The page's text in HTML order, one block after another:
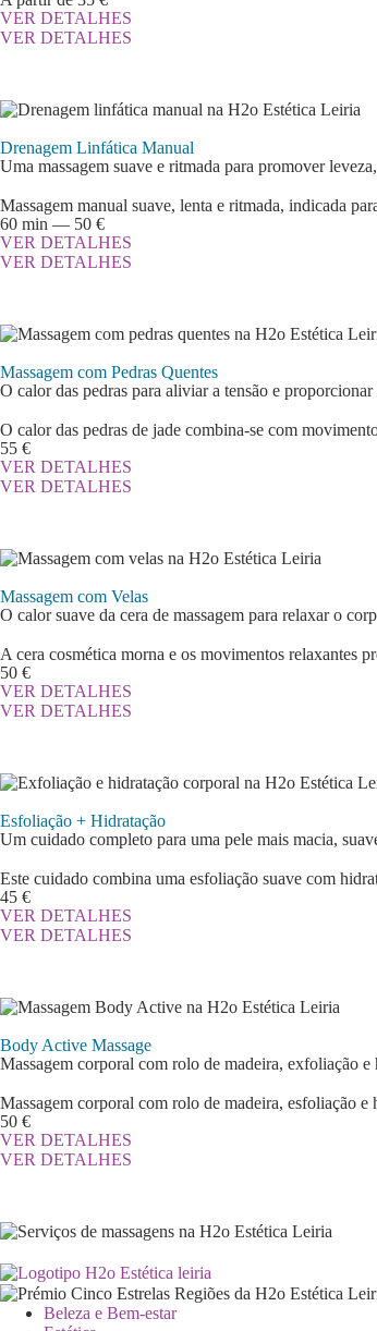
VER DETALHES
VER DETALHES
Drenagem Linfática Manual
Uma massagem suave e ritmada para promover
Massagem manual suave, lenta e ritmada, indicada
60 min — 50 €
VER DETALHES
VER DETALHES
Massagem com Pedras Quentes
O calor das pedras para aliviar a tensão e
O calor das pedras de jade combina-se com
55 €
VER DETALHES
VER DETALHES
Massagem com Velas
O calor suave da cera de massagem para relaxar o
A cera cosmética morna e os movimentos relaxantes
50 €
VER DETALHES
VER DETALHES
Esfoliação + Hidratação
Um cuidado completo para uma pele mais macia,
Este cuidado combina uma esfoliação suave com
45 €
VER DETALHES
VER DETALHES
Body Active Massage
Massagem corporal com rolo de madeira, exfoliação e
Massagem corporal com rolo de madeira, esfoliação e
50 €
VER DETALHES
VER DETALHES
Beleza e Bem-estar